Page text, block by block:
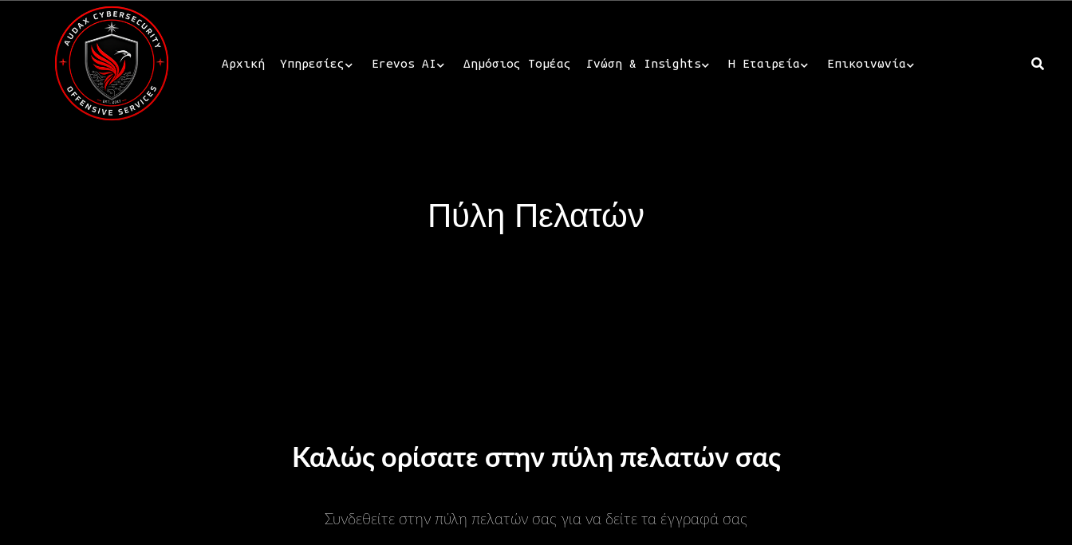
Αρχική Υπηρεσίες Erevos AI Δημόσιος Τομέας Γνώση & Insights Η Εταιρεία Επικοινωνία
Πύλη Πελατών
Καλώς ορίσατε στην πύλη πελατών σας
Συνδεθείτε στην πύλη πελατών σας για να δείτε τα έγγραφά σας